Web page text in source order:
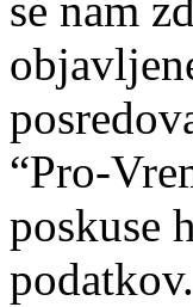
se nam
“Pro-
poskuse
podatkov.